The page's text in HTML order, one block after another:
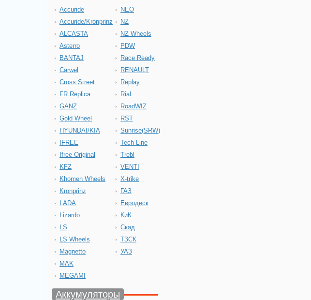
Accuride
Accuride/Kronprinz
ALCASTA
Asterro
BANTAJ
Carwel
Cross Street
FR Replica
GANZ
Gold Wheel
HYUNDAI/KIA
IFREE
Ifree Original
KFZ
Khomen Wheels
Kronprinz
LADA
Lizardo
LS
LS Wheels
Magnetto
MAK
MEGAMI
NEO
NZ
NZ Wheels
PDW
Race Ready
RENAULT
Replay
Rial
RoadWIZ
RST
Sunrise(SRW)
Tech Line
Trebl
VENTI
X-trike
ГАЗ
Евродиск
КиК
Скад
ТЗСК
УАЗ
Аккумуляторы